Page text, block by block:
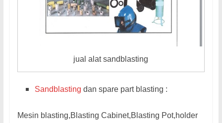
jual alat sandblasting
Sandblasting dan spare part blasting :
Mesin blasting,Blasting Cabinet,Blasting Pot,holder